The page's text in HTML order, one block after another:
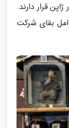
قرار دارند.
بقای شرکت